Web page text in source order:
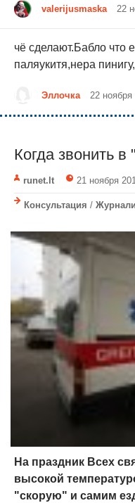
valerijusmaska 22
чё сделают.Бабло что
паляукитя,нера
Эллочка 22 ноября
Когда звонить в
runet.lt 21 ноября
Консультация /
На праздник Всех
высокой
"скорую" и самим